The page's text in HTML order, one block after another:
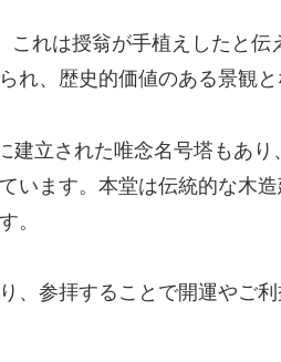
これは授翁が手植えしたと
れ、歴史的価値のある景観と
建立された唯念名号塔もあ
います。本堂は伝統的な木
。
、参拝することで開運やご